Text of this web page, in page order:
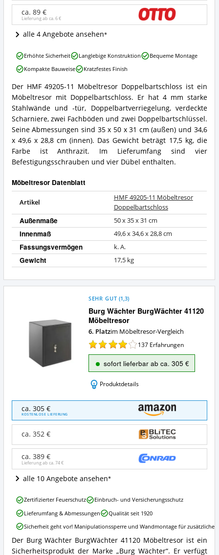
Angebote:
dieser
Möbeltresor
ca. 89 €
Lieferung ab ca.6 €
alle 4 Angebote ansehen
HMF
49205-
11
Möbeltresor
Doppelbartschloss
Zusammenfassung:
Was
bietet
dieser
Der HMF 49205-11 Möbeltresor Doppelbartschloss ist ein
Möbeltresor mit Doppelbartschloss. Er hat 4 mm starke
Stahlwände und -tür, Doppelbartverriegelung, verdeckte
Scharniere, zwei Fachböden und zwei Doppelbartschlüssel.
Seine Abmessungen sind 35 x 50 x 31 cm (außen) und 34,6
x 49,6 x 28,8 cm (innen). Das Gewicht beträgt 17,5 kg, die
Farbe ist Anthrazit. Im Lieferumfang sind vier
Befestigungsschrauben und vier Dübel enthalten.
Möbeltresor Datenblatt
Artikel
HMF 49205-11 Möbeltresor
Doppelbartschloss
Außenmaße 50 x 35 x 31 cm
Innenmaß 49,6 x 34,6 x 28,8 cm
Fassungsvermögen k. A.
Gewicht 17,5 kg
HMF
49205-
11
Doppelbartschloss
Vorteile:
Was
spricht
für
diesen
Möbeltresor?
Erhöhte Sicherheit Langlebige Konstruktion
Bequeme Montage
Kompakte Bauweise
Kratzfestes Finish
Burg Wächter BurgWächter 41120
Möbeltresor
SEHR GUT (1,3)
6. Platzim Möbeltresor-Vergleich
137 Erfahrungen
sofort lieferbar ab ca. 305 €
Produktdetails
Wächter
BurgWächter
41120
Möbeltresor
Angebote:
dieser
Möbeltresor
ca. 305 €
KOSTENLOSE LIEFERUNG
ca. 352 €
ca. 389 €
Lieferung ab ca.74 €
alle 10 Angebote ansehen
Burg
Wächter
Der Burg Wächter BurgWächter 41120 Möbeltresor ist ein
Sicherheitsprodukt der Marke „Burg Wächter“. Er verfügt
Burg
Wächter
BurgWächter
41120
Möbeltresor
Vorteile:
Was
Zertifizierter Feuerschutz
Einbruch- und Versicherungsschutz
Lieferumfang & Abmessungen
Qualität seit 1920
Sicherheit geht vor! Manipulationssperre und Wandmontage für zusätzlichen